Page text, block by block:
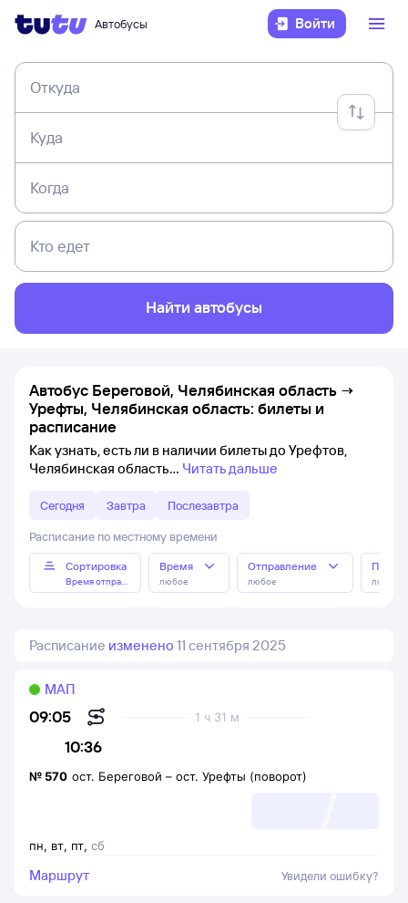
Автобусы Войти
Откуда
Куда
Когда
Кто едет
Найти автобусы
Автобус Береговой, Челябинская область →
Урефты, Челябинская область: билеты и
расписание
Как узнать, есть ли в наличии билеты до Урефтов,
Челябинская область
Читать дальше
Сегодня Завтра Послезавтра
Расписание по местному времени
Сортировка
Время отправления
Время
любое
Отправление
любое любое
Расписание изменено 11 сентября 2025
09:05
10:36
1 ч 31 м
МАП
пн, вт, пт, сб
№ 570 ост. Береговой – ост. Урефты (поворот)
Маршрут Увидели ошибку?